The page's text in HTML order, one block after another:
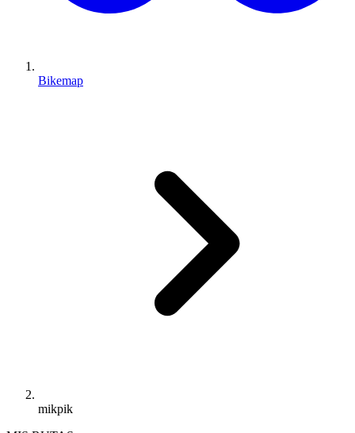
Bikemap
mikpik